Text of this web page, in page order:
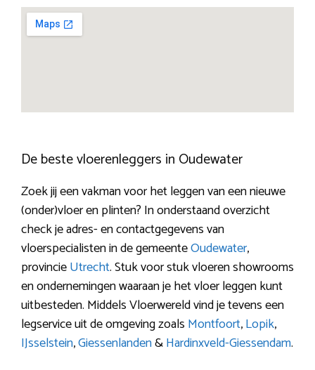
De beste vloerenleggers in Oudewater
Zoek jij een vakman voor het leggen van een nieuwe
(onder)vloer en plinten? In onderstaand overzicht
check je adres- en contactgegevens van
vloerspecialisten in de gemeenteOudewater,
provincieUtrecht. Stuk voor stuk vloeren showrooms
en ondernemingen waaraan je het vloer leggen kunt
uitbesteden. Middels Vloerwereld vind je tevens een
legservice uit de omgeving zoals Montfoort,Lopik,
IJsselstein,Giessenlanden&Hardinxveld-Giessendam.